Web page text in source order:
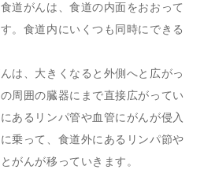
道がんは、食道の内面をおおって
。食道内にいくつも同時にできる
は、大きくなると外側へと広がっ
周囲の臓器にまで直接広がってい
あるリンパ管や血管にがんが侵入
乗って、食道外にあるリンパ節や
がんが移っていきます。